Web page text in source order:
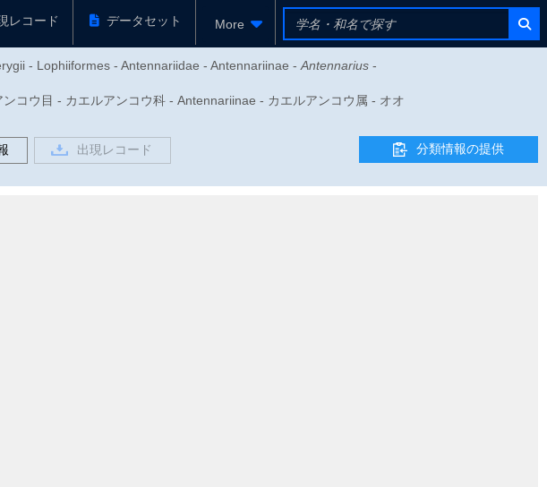
レコード データセット More
- Lophiiformes - Antennariidae - Antennariinae - Antennarius -
コウ目 - カエルアンコウ科 - Antennariinae - カエルアンコウ属 - オオ
出現レコード 分類情報の提供